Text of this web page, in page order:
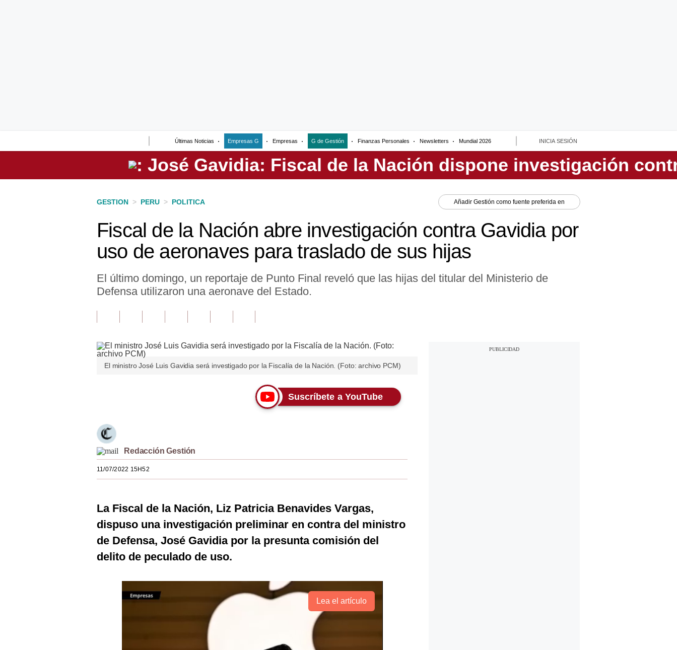
Últimas Noticias Empresas G Empresas G de Gestión Finanzas Personales Newsletters Mundial 2026 INICIA SESIÓN
Perú
GESTION > PERU > POLITICA Añadir Gestión como fuente preferida en
Fiscal de la Nación abre investigación contra Gavidia por
uso de aeronaves para traslado de sus hijas
El último domingo, un reportaje de Punto Final reveló que las hijas del titular del Ministerio de
Defensa utilizaron una aeronave del Estado.
El ministro José Luis Gavidia será investigado por la Fiscalía de la Nación. (Foto: archivo PCM)
Suscríbete a YouTube
Redacción Gestión
11/07/2022 15H52
La Fiscal de la Nación, Liz Patricia Benavides Vargas,
dispuso una investigación preliminar en contra del ministro
de Defensa, José Gavidia por la presunta comisión del
delito de peculado de uso.
Lea el artículo